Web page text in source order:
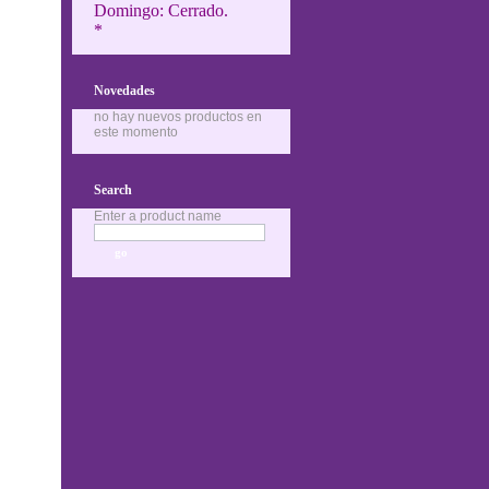
Domingo: Cerrado.
*
Novedades
no hay nuevos productos en
este momento
Search
Enter a product name